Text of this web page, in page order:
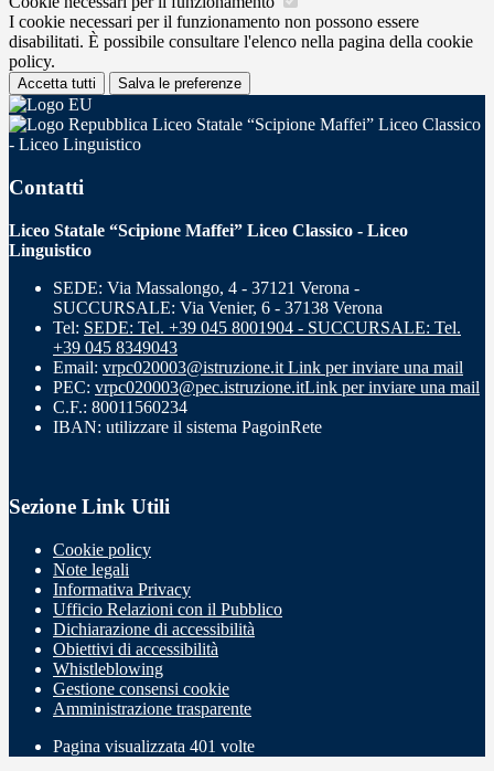
I cookie necessari per il funzionamento non possono essere
disabilitati. È possibile consultare l'elenco nella pagina della cookie
policy.
Accetta tutti Salva le preferenze
Liceo Statale “Scipione Maffei” Liceo Classico
- Liceo Linguistico
Contatti
Liceo Statale “Scipione Maffei” Liceo Classico - Liceo
Linguistico
SEDE: Via Massalongo, 4 - 37121 Verona -
SUCCURSALE: Via Venier, 6 - 37138 Verona
Tel: SEDE: Tel. +39 045 8001904 - SUCCURSALE: Tel.
+39 045 8349043
Email: vrpc020003@istruzione.it Link per inviare una mail
PEC: vrpc020003@pec.istruzione.itLink per inviare una mail
C.F.: 80011560234
IBAN: utilizzare il sistema PagoinRete
Sezione Link Utili
Cookie policy
Note legali
Informativa Privacy
Ufficio Relazioni con il Pubblico
Dichiarazione di accessibilità
Obiettivi di accessibilità
Whistleblowing
Gestione consensi cookie
Amministrazione trasparente
Pagina visualizzata 401 volte